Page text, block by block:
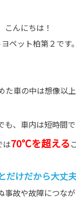
こんにちは！
ペット柏第２です。
車の中は想像以上
、車内は短時間で
は70℃を超える
だけだから大丈夫
事故や故障につな